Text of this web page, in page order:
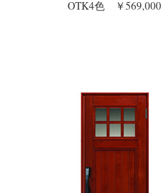
OTK4色 ￥569,000